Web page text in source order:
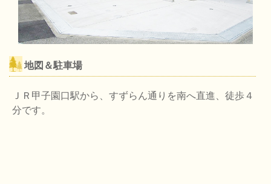
地図＆駐車場
ＪＲ甲子園口駅から、すずらん通りを南へ直進、徒歩４
分です。